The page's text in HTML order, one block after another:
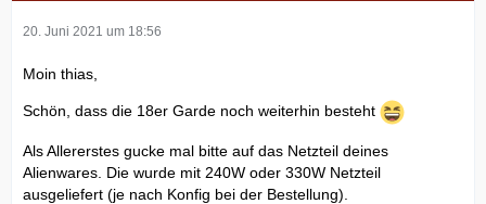
20. Juni 2021 um 18:56
Moin thias,
Schön, dass die 18er Garde noch weiterhin besteht
Als Allererstes gucke mal bitte auf das Netzteil deines
Alienwares. Die wurde mit 240W oder 330W Netzteil
ausgeliefert (je nach Konfig bei der Bestellung).